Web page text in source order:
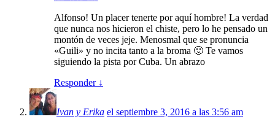
Alfonso! Un placer tenerte por aquí hombre! La verdad
que nunca nos hicieron el chiste, pero lo he pensado un
montón de veces jeje. Menosmal que se pronuncia
«Guili» y no incita tanto a la broma 🙂 Te vamos
siguiendo la pista por Cuba. Un abrazo
Responder ↓
Ivan y Erika el septiembre 3, 2016 a las 3:56 am